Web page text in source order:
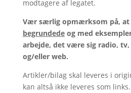
modtagere af legatet.
Vær særlig opmærksom på, at
begrundedeog med
arbejde, det være sig radio,
og/eller web.
Artikler/bilag skal leveres i
kan altså ikke leveres som